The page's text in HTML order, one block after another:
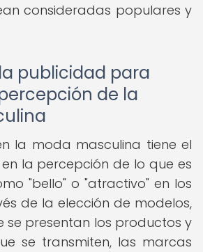
consideradas populares y
publicidad para
de la
la moda masculina tiene el
la percepción de lo que es
"bello" o "atractivo" en los
de la elección de modelos,
se presentan los productos y
se transmiten, las marcas